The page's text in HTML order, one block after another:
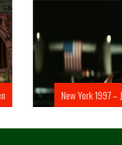
New York 1997 –